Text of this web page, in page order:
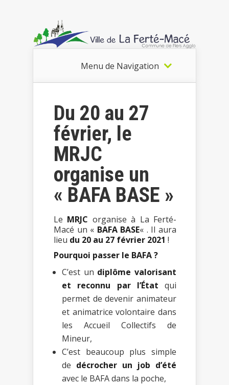
Menu de Navigation
Du 20 au 27
février, le
MRJC
organise un
« BAFA BASE »
Le MRJC organise à La Ferté-
Macé un « BAFA BASE« . Il aura
lieu du 20 au 27 février 2021 !
Pourquoi passer le BAFA ?
C’est un diplôme valorisant
et reconnu par l’État qui
permet de devenir animateur
et animatrice volontaire dans
les Accueil Collectifs de
Mineur,
C’est beaucoup plus simple
de décrocher un job d’été
avec le BAFA dans la poche,